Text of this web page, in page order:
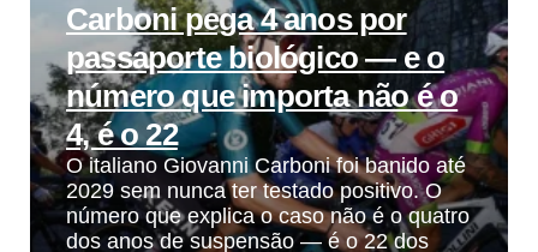
Carboni pega 4 anos por
passaporte biológico — e o
número que importa não é o
4, é o 22
O italiano Giovanni Carboni foi banido até
2029 sem nunca ter testado positivo. O
número que explica o caso não é o quatro
dos anos de suspensão — é o 22 dos